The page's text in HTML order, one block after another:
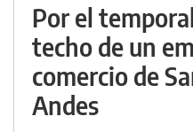
Por el
techo de un
comercio de
Andes